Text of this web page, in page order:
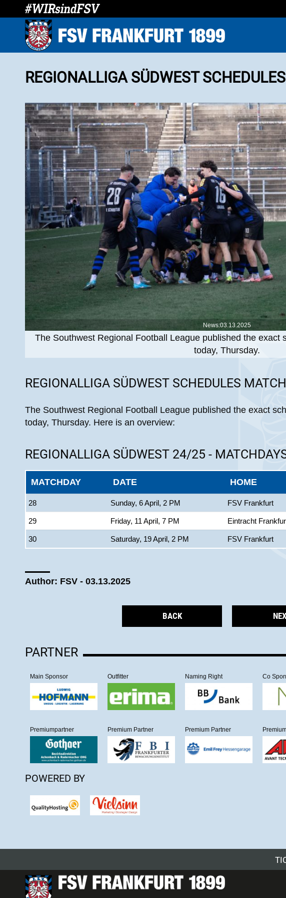
REGIONALLIGA SÜDWEST
News:03.13.2025
The Southwest Regional Football League published the exact
today, Thursday.
REGIONALLIGA SÜDWEST SCHEDULES
The Southwest Regional Football League published the exact
today, Thursday. Here is an overview:
REGIONALLIGA SÜDWEST 24/25 -
MATCHDAY DATE HOME
28 Sunday, 6 April, 2 PM FSV Frankfurt
29 Friday, 11 April, 7 PM Eintracht
30 Saturday, 19 April, 2 PM FSV Frankfurt
Author: FSV - 03.13.2025
BACK
PARTNER
Main Sponsor Outfitter Naming Right Co
Premiumpartner Premium Partner Premium Partner
POWERED BY